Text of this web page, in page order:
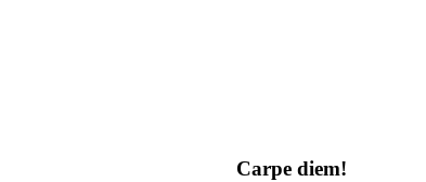
Carpe diem!